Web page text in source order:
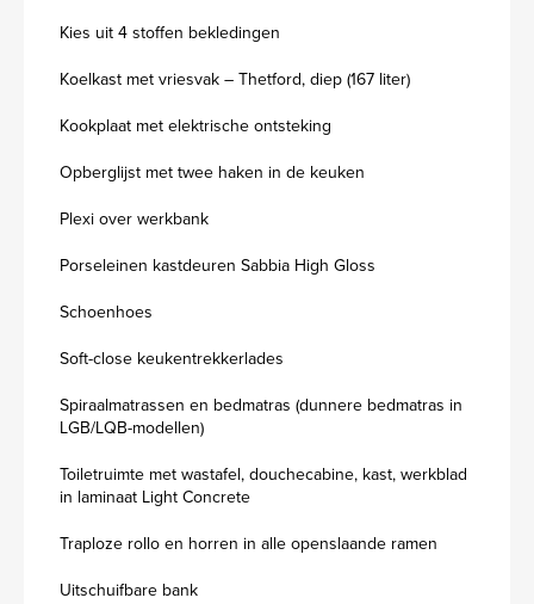
Kies uit 4 stoffen bekledingen
Koelkast met vriesvak – Thetford, diep (167 liter)
Kookplaat met elektrische ontsteking
Opberglijst met twee haken in de keuken
Plexi over werkbank
Porseleinen kastdeuren Sabbia High Gloss
Schoenhoes
Soft-close keukentrekkerlades
Spiraalmatrassen en bedmatras (dunnere bedmatras in
LGB/LQB-modellen)
Toiletruimte met wastafel, douchecabine, kast, werkblad
in laminaat Light Concrete
Traploze rollo en horren in alle openslaande ramen
Uitschuifbare bank